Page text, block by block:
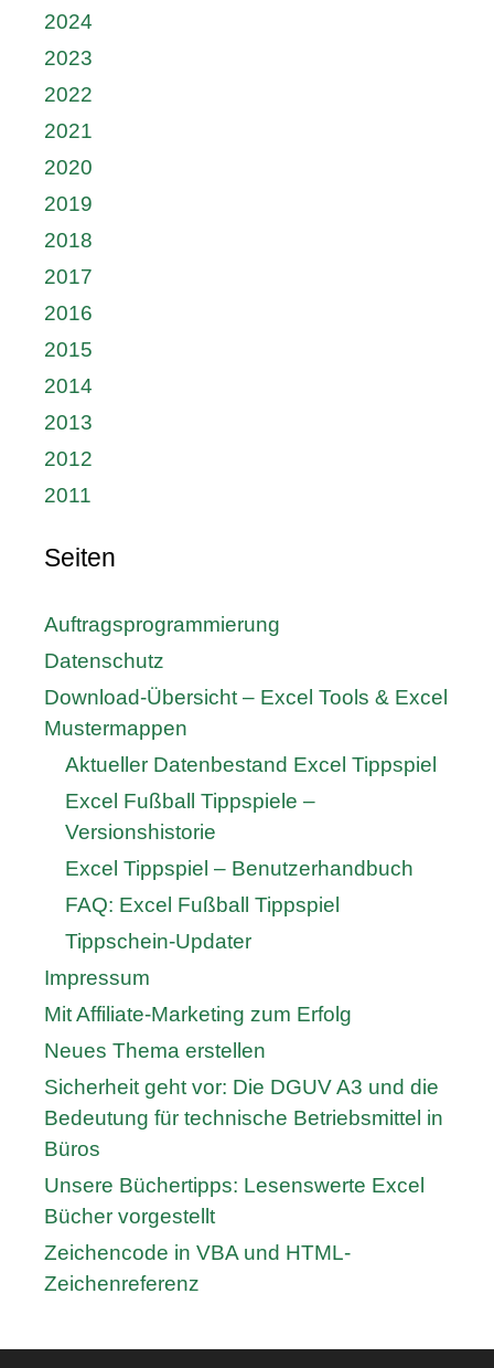
2024
2023
2022
2021
2020
2019
2018
2017
2016
2015
2014
2013
2012
2011
Seiten
Auftragsprogrammierung
Datenschutz
Download-Übersicht – Excel Tools & Excel
Mustermappen
Aktueller Datenbestand Excel Tippspiel
Excel Fußball Tippspiele –
Versionshistorie
Excel Tippspiel – Benutzerhandbuch
FAQ: Excel Fußball Tippspiel
Tippschein-Updater
Impressum
Mit Affiliate-Marketing zum Erfolg
Neues Thema erstellen
Sicherheit geht vor: Die DGUV A3 und die
Bedeutung für technische Betriebsmittel in
Büros
Unsere Büchertipps: Lesenswerte Excel
Bücher vorgestellt
Zeichencode in VBA und HTML-
Zeichenreferenz